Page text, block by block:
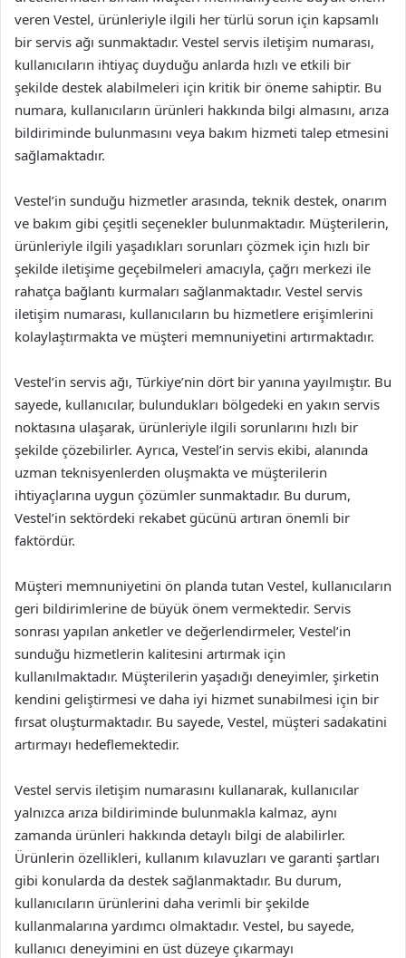
veren Vestel, ürünleriyle ilgili her türlü sorun için kapsamlı
bir servis ağı sunmaktadır. Vestel servis iletişim numarası,
kullanıcıların ihtiyaç duyduğu anlarda hızlı ve etkili bir
şekilde destek alabilmeleri için kritik bir öneme sahiptir. Bu
numara, kullanıcıların ürünleri hakkında bilgi almasını, arıza
bildiriminde bulunmasını veya bakım hizmeti talep etmesini
sağlamaktadır.
Vestel’in sunduğu hizmetler arasında, teknik destek, onarım
ve bakım gibi çeşitli seçenekler bulunmaktadır. Müşterilerin,
ürünleriyle ilgili yaşadıkları sorunları çözmek için hızlı bir
şekilde iletişime geçebilmeleri amacıyla, çağrı merkezi ile
rahatça bağlantı kurmaları sağlanmaktadır. Vestel servis
iletişim numarası, kullanıcıların bu hizmetlere erişimlerini
kolaylaştırmakta ve müşteri memnuniyetini artırmaktadır.
Vestel’in servis ağı, Türkiye’nin dört bir yanına yayılmıştır. Bu
sayede, kullanıcılar, bulundukları bölgedeki en yakın servis
noktasına ulaşarak, ürünleriyle ilgili sorunlarını hızlı bir
şekilde çözebilirler. Ayrıca, Vestel’in servis ekibi, alanında
uzman teknisyenlerden oluşmakta ve müşterilerin
ihtiyaçlarına uygun çözümler sunmaktadır. Bu durum,
Vestel’in sektördeki rekabet gücünü artıran önemli bir
faktördür.
Müşteri memnuniyetini ön planda tutan Vestel, kullanıcıların
geri bildirimlerine de büyük önem vermektedir. Servis
sonrası yapılan anketler ve değerlendirmeler, Vestel’in
sunduğu hizmetlerin kalitesini artırmak için
kullanılmaktadır. Müşterilerin yaşadığı deneyimler, şirketin
kendini geliştirmesi ve daha iyi hizmet sunabilmesi için bir
fırsat oluşturmaktadır. Bu sayede, Vestel, müşteri sadakatini
artırmayı hedeflemektedir.
Vestel servis iletişim numarasını kullanarak, kullanıcılar
yalnızca arıza bildiriminde bulunmakla kalmaz, aynı
zamanda ürünleri hakkında detaylı bilgi de alabilirler.
Ürünlerin özellikleri, kullanım kılavuzları ve garanti şartları
gibi konularda da destek sağlanmaktadır. Bu durum,
kullanıcıların ürünlerini daha verimli bir şekilde
kullanmalarına yardımcı olmaktadır. Vestel, bu sayede,
kullanıcı deneyimini en üst düzeye çıkarmayı